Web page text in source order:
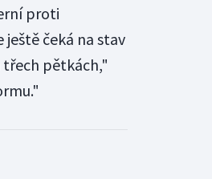
proti
ještě čeká na stav
třech pětkách,"